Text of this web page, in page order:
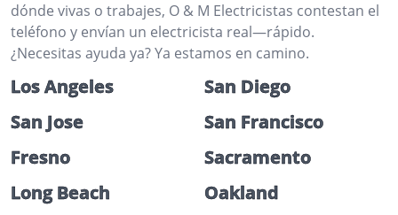
dónde vivas o trabajes, O & M Electricistas contestan el
teléfono y envían un electricista real—rápido.
¿Necesitas ayuda ya? Ya estamos en camino.
Los Angeles
San Diego
San Jose
San Francisco
Fresno
Sacramento
Long Beach
Oakland